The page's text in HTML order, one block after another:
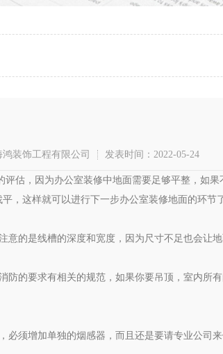
装饰工程有限公司 发表时间：2022-05-24
估，因为办公室装修中地面需要足够平整，如
，这样就可以进行下一步办公室装修地面的环节
意的是线槽的深度和宽度，因为尺寸不足也会让
防的要求有相关的规范，如果你要吊顶，室内所
必须增加单独的烟感器，而且还是要请专业公司